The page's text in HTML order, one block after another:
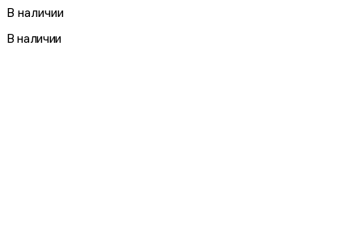
В наличии
В наличии